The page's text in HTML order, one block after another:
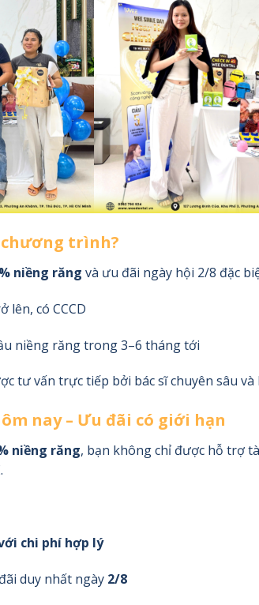
chương trình?
niềng răng và ưu đãi ngày hội 2/8 đặc
lên, có CCCD
niềng răng trong 3–6 tháng tới
tư vấn trực tiếp bởi bác sĩ chuyên sâu
nay – Ưu đãi có giới hạn
niềng răng, bạn không chỉ được hỗ trợ
chi phí hợp lý
duy nhất ngày 2/8